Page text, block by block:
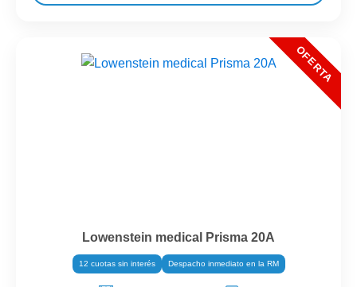
Lowenstein medical Prisma 20A
12 cuotas sin interés Despacho inmediato en la RM